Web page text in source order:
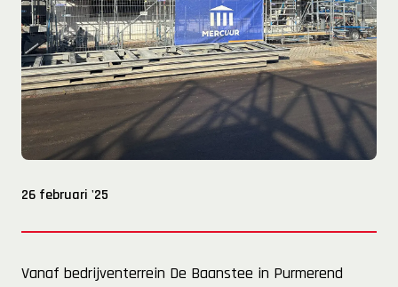
26 februari '25
Vanaf bedrijventerrein De Baanstee in Purmerend